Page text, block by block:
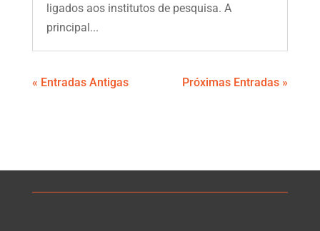
ligados aos institutos de pesquisa. A
principal...
« Entradas Antigas Próximas Entradas »